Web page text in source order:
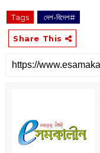
Tags ‌ দেশ-বিদেশ#
Share This